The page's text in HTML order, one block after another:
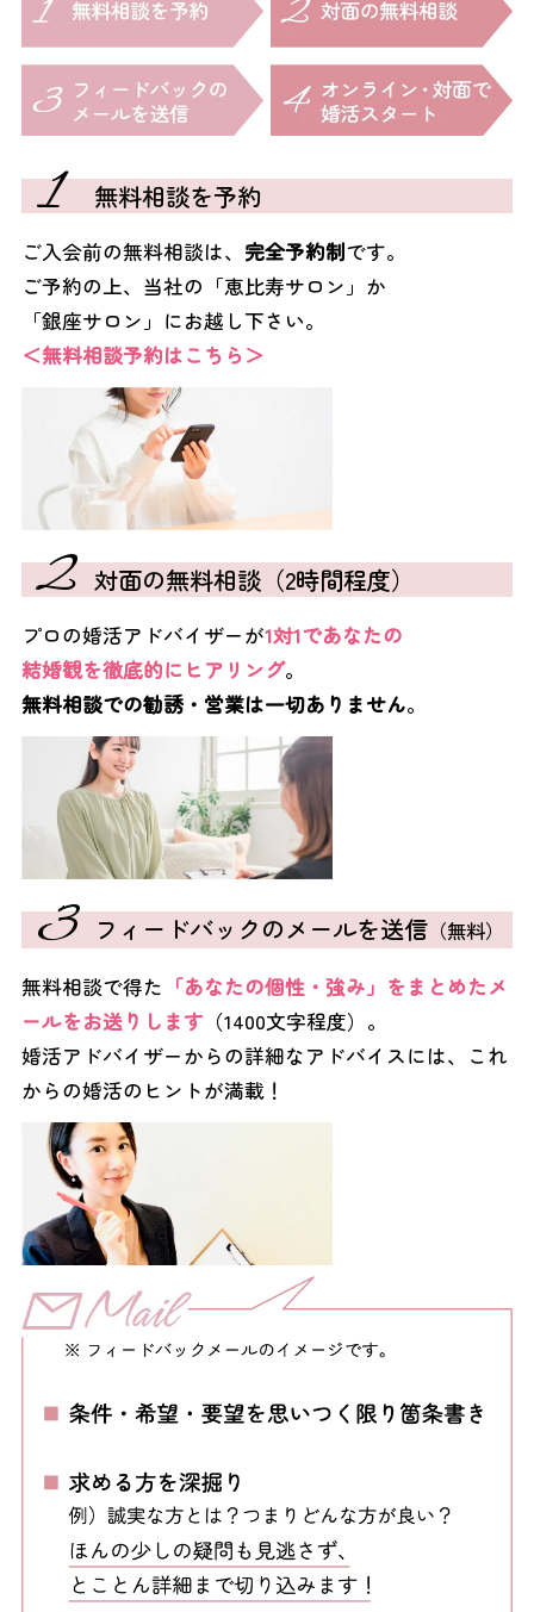
1 無料相談を予約
ご入会前の無料相談は、 完全予約制です。
ご予約の上、当社の「恵比寿サロン」か
「銀座サロン」にお越し下さい。
＜無料相談予約はこちら＞
2 対面の無料相談（2時間程度）
プロの婚活アドバイザーが1対1であなたの
結婚観を徹底的にヒアリング。
無料相談での勧誘・営業は一切ありません。
3 フィードバックのメールを送信（無料）
無料相談で得た 「あなたの個性・強み」をまとめたメ
ールをお送りします （1400文字程度）。
婚活アドバイザーからの詳細なアドバイスには、これ
からの婚活のヒントが満載！